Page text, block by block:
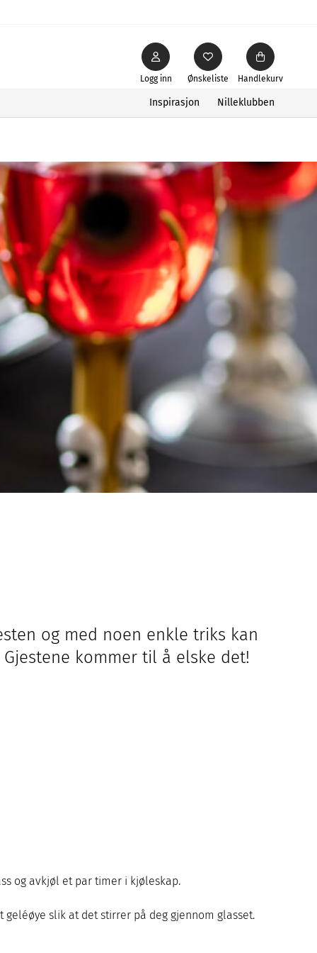
Ønskeliste
Logg inn Handlekurv
Inspirasjon Nilleklubben
og med noen enkle triks kan
kommer til å elske det!
og avkjøl et par timer i kjøleskap.
slik at det stirrer på deg gjennom glasset.